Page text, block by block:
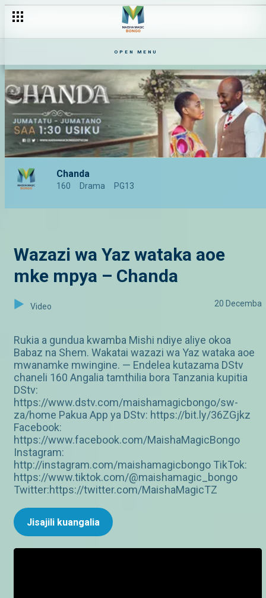
OPEN MENU
Chanda
160 Drama PG13
Wazazi wa Yaz wataka aoe
mke mpya – Chanda
Video 20 Decemba
Rukia a gundua kwamba Mishi ndiye aliye okoa
Babaz na Shem. Wakatai wazazi wa Yaz wataka aoe
mwanamke mwingine. — Endelea kutazama DStv
chaneli 160 Angalia tamthilia bora Tanzania kupitia
DStv:
https://www.dstv.com/maishamagicbongo/sw-
za/home Pakua App ya DStv: https://bit.ly/36ZGjkz
Facebook:
https://www.facebook.com/MaishaMagicBongo
Instagram:
http://instagram.com/maishamagicbongo TikTok:
https://www.tiktok.com/@maishamagic_bongo
Twitter:https://twitter.com/MaishaMagicTZ
Jisajili kuangalia